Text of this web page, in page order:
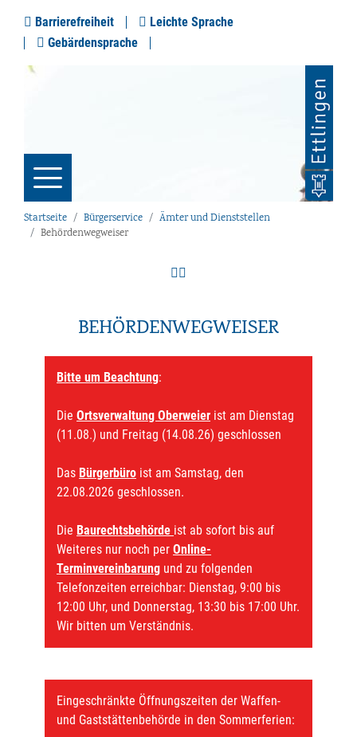
Barrierefreiheit
Leichte Sprache
Gebärdensprache
Startseite Bürgerservice
Ämter und Dienststellen
Behördenwegweiser
BEHÖRDENWEGWEISER
Bitte um Beachtung:
Die Ortsverwaltung Oberweier ist am Dienstag
(11.08.) und Freitag (14.08.26) geschlossen
Das Bürgerbüro ist am Samstag, den
22.08.2026 geschlossen.
Die Baurechtsbehörde ist ab sofort bis auf
Weiteres nur noch per Online-
Terminvereinbarung und zu folgenden
Telefonzeiten erreichbar: Dienstag, 9:00 bis
12:00 Uhr, und Donnerstag, 13:30 bis 17:00 Uhr.
Wir bitten um Verständnis.
Eingeschränkte Öffnungszeiten der Waffen-
und Gaststättenbehörde in den Sommerferien: